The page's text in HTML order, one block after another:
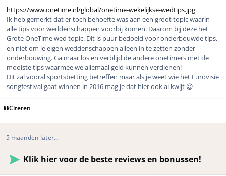
https://www.onetime.nl/global/onetime-wekelijkse-wedtips.jpg
Ik heb gemerkt dat er toch behoefte was aan een groot topic waarin
alle tips voor weddenschappen voorbij komen. Daarom bij deze het
Grote OneTime wed topic. Dit is puur bedoeld voor onderbouwde tips,
en niet om je eigen weddenschappen alleen in te zetten zonder
onderbouwing. Ga maar los en verblijd de andere onetimers met de
mooiste tips waarmee we allemaal geld kunnen verdienen!
Dit zal vooral sportsbetting betreffen maar als je weet wie het Eurovisie
songfestival gaat winnen in 2016 mag je dat hier ook al kwijt 😉
Citeren
5 maanden later...
Klik hier voor de beste reviews en bonussen!